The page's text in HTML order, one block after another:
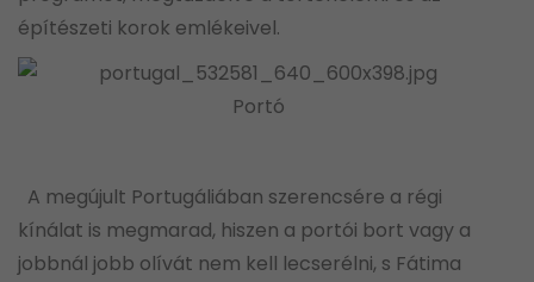
építészeti korok emlékeivel.
Portó
A megújult Portugáliában szerencsére a régi
kínálat is megmarad, hiszen a portói bort vagy a
jobbnál jobb olívát nem kell lecserélni, s Fátima